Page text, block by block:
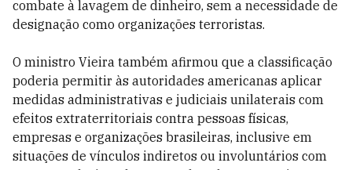
combate à lavagem de dinheiro, sem a necessidade de
designação como organizações terroristas.
O ministro Vieira também afirmou que a classificação
poderia permitir às autoridades americanas aplicar
medidas administrativas e judiciais unilaterais com
efeitos extraterritoriais contra pessoas físicas,
empresas e organizações brasileiras, inclusive em
situações de vínculos indiretos ou involuntários com